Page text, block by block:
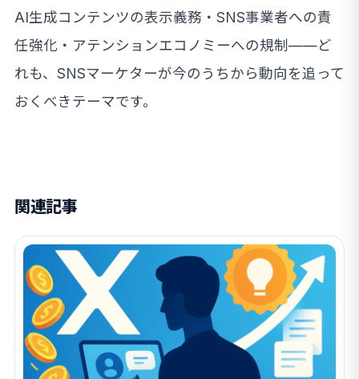
AI生成コンテンツの表示義務・SNS事業者への責
任強化・アテンションエコノミーへの規制——ど
れも、SNSマーケターが今のうちから動向を追って
おくべきテーマです。
関連記事